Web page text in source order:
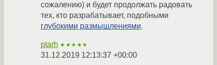
сожалению) и будет продолжать радовать
тех, кто разрабатывает, подобными
глубокими размышлениями.
ptarh ★★★★★
31.12.2019 12:13:37 +00:00